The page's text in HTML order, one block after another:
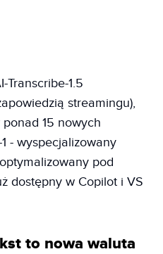
Transcribe-1.5
streamingu),
ponad 15 nowych
- wyspecjalizowany
pod
dostępny w Copilot i VS
to nowa waluta